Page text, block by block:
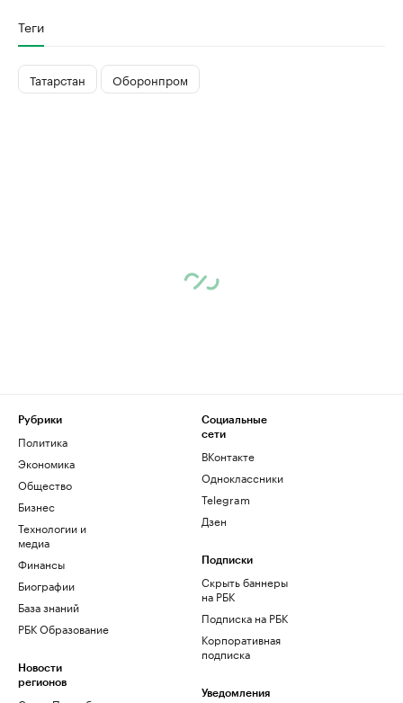
Теги
Татарстан Оборонпром
Рубрики
Политика
Экономика
Общество
Бизнес
Технологии и
медиа
Финансы
Биографии
База знаний
РБК Образование
Новости
регионов
Социальные
сети
ВКонтакте
Одноклассники
Telegram
Дзен
Подписки
Скрыть баннеры
на РБК
Подписка на РБК
Корпоративная
подписка
Уведомления